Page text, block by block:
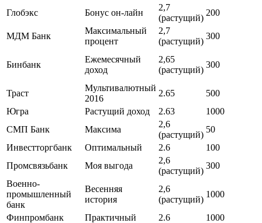
Глобэкс Бонус он-лайн
2,7
(растущий)
200
МДМ Банк
Максимальный
процент
2,7
(растущий)
300
Бинбанк
Ежемесячный
доход
2,65
(растущий)
300
Траст
Мультивалютный
2016
2.65
500
Югра
Растущий доход 2.63
1000
СМП Банк
Максима
2,6
(растущий)
50
Инвестторгбанк
Оптимальный 2.6
100
Промсвязьбанк
Моя выгода
2,6
(растущий)
300
Военно-
промышленный
банк
Весенняя
история
2,6
(растущий)
1000
Финпромбанк Практичный 2.6
1000